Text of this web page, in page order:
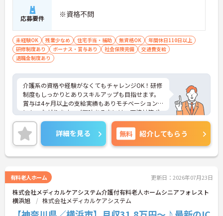
応募要件 ※資格不問
未経験OK 残業少なめ 住宅手当・補助 無資格OK
年間休日110日以上
研修制度あり
ボーナス・賞与あり 社会保険完備
交通費支給
退職金制度あり
介護系の資格や経験がなくてもチャレンジOK！研修
制度もしっかりとありスキルアップも目指せます。
賞与は4ヶ月以上の支給実績もありモチベーション
にもつながります。ご興味ある方には、面接対策ポ
イントなど、さらに詳細をお話しいたしますのでお
気軽にご相談ください！
詳細を見る 無料 紹介してもらう
有料老人ホーム 更新日：2026年07月23日
株式会社メディカルケアシステム介護付有料老人ホームシニアフォレスト
横浜旭
株式会社メディカルケアシステム